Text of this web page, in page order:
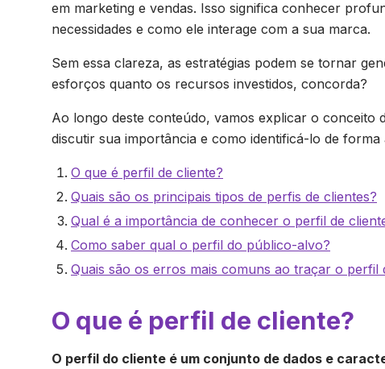
em marketing e vendas. Isso significa conhecer
necessidades e como ele interage com a sua marca.
Sem essa clareza, as estratégias podem se tornar
esforços quanto os recursos investidos, concorda?
Ao longo deste conteúdo, vamos explicar o conceito
discutir sua importância e como identificá-lo de forma
O que é perfil de cliente?
Quais são os principais tipos de perfis de clientes?
Qual é a importância de conhecer o perfil de
Como saber qual o perfil do público-alvo?
Quais são os erros mais comuns ao traçar o perfil
O que é perfil de cliente?
O perfil do cliente é um conjunto de dados e